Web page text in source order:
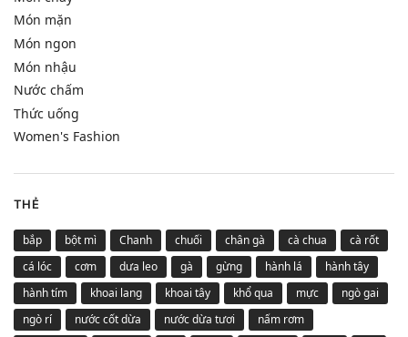
Món mặn
Món ngon
Món nhậu
Nước chấm
Thức uống
Women's Fashion
THẺ
bắp bột mì Chanh chuối chân gà cà chua
cà rốt
cá lóc
cơm dưa leo gà gừng hành lá
hành tây
hành tím
khoai lang khoai tây khổ qua mực
ngò gai
ngò rí
nước cốt dừa nước dừa tươi
nấm rơm